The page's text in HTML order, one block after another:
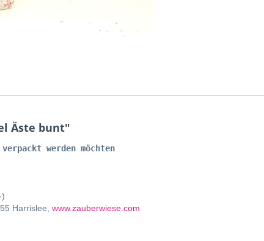
Äste bunt"
werden möchten
Harrislee, www.zauberwiese.com